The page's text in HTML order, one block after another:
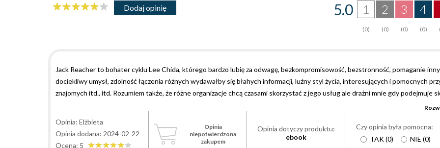
Dodaj opinię 4
(0)
3
(0)
2
(0)
1
(0)
5.0
Jack Reacher to bohater cyklu Lee Chida, którego bardzo lubię za odwagę, bezkompromisowość, bezstronność, pomaganie
dociekliwy umysł, zdolność łączenia różnych wydawałby się błahych informacji, luźny styl życia, interesujących i pomocnych
znajomych itd., itd. Rozumiem także, że różne organizacje chcą czasami skorzystać z jego usług ale drażni mnie gdy podejmuje
misji niezupełnie z własnej woli. Nie podobał mi się sposób włączenia Jacka do pracy przez FBI. A jeszcze bardziej nie podało mi
otrzymał za to podziękowanie od FBI to sprawdźcie sami jakie zakończenie ma ta książka. A i jeszcze trochę mi przykro, że
ułożyło mu się najlepiej ale koczowniczy tryb życia, który przyjął nie każdy jest w stanie zaaprobować.
Opinia: Elżbieta
Opinia dodana: 2024-02-22
Ocena: 5
Opinia
niepotwierdzona
zakupem
Opinia dotyczy produktu:
ebook
Czy opinia była pomocna:
TAK(0) NIE (0)